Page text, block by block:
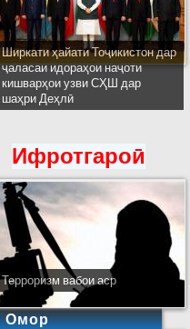
Ширкати ҳайати Тоҷикистон дар
ҷаласаи идораҳои наҷоти
кишварҳои узви СҲШ дар
шаҳри Деҳлӣ
Ифротгароӣ
Терроризм вабои аср
Омор